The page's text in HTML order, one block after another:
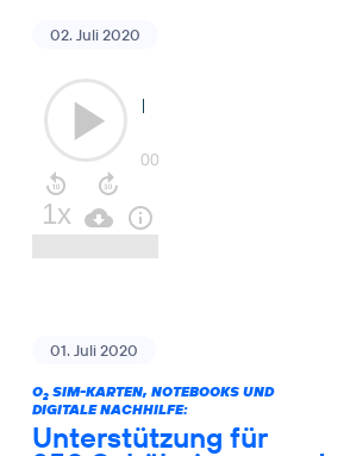
02. Juli 2020
01. Juli 2020
O2SIM-KARTEN, NOTEBOOKS UND
DIGITALE NACHHILFE:
Unterstützung für